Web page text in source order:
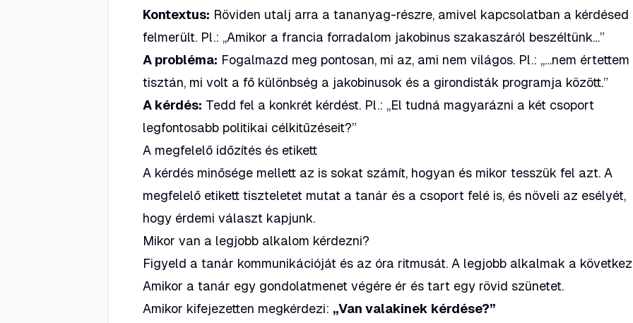
Kontextus: Röviden utalj arra a tananyag-részre, amivel kapcsolatban a kérdésed
felmerült. Pl.: „Amikor a francia forradalom jakobinus szakaszáról beszéltünk…”
A probléma: Fogalmazd meg pontosan, mi az, ami nem világos. Pl.: „…nem értettem
tisztán, mi volt a fő különbség a jakobinusok és a girondisták programja között.”
A kérdés: Tedd fel a konkrét kérdést. Pl.: „El tudná magyarázni a két csoport
legfontosabb politikai célkitűzéseit?”
A megfelelő időzítés és etikett
A kérdés minősége mellett az is sokat számít, hogyan és mikor tesszük fel azt. A
megfelelő etikett tiszteletet mutat a tanár és a csoport felé is, és növeli az esélyét,
hogy érdemi választ kapjunk.
Mikor van a legjobb alkalom kérdezni?
Figyeld a tanár kommunikációját és az óra ritmusát. A legjobb alkalmak a
Amikor a tanár egy gondolatmenet végére ér és tart egy rövid szünetet.
Amikor kifejezetten megkérdezi: „Van valakinek kérdése?”